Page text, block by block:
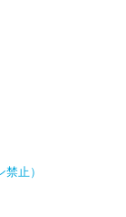
止）